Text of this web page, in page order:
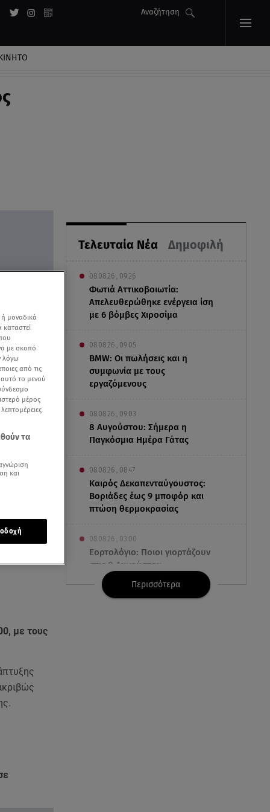
Αναζήτηση
Τελευταία Νέα Δημοφιλή
08.08.26 , 09:26
Φωτιά Αττικοβοιωτία:
Απελευθερώθηκε ενέργεια ίση
με 6 βόμβες Χιροσίμα
08.08.26 , 09:05
BMW: Οι πωλήσεις και η
συμφωνία με τους
εργαζόμενους
08.08.26 , 09:03
8 Αυγούστου: Σήμερα η
Παγκόσμια Ημέρα Γάτας
08.08.26 , 08:47
Καιρός Δεκαπενταύγουστος:
Βοριάδες έως 9 μποφόρ και
πτώση θερμοκρασίας
08.08.26 , 03:00
Εορτολόγιο: Ποιοι γιορτάζουν
στις 8 Αυγούστου
07.08.26 , 22:40
Περισσότερα
με τους
μοναδικά
με σκοπό
λόγω
από τις
αυτό το μενού
μέρος
τα
και